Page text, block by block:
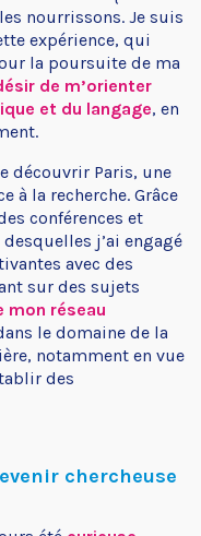
nourrissons. Je suis
expérience, qui
la poursuite de ma
de m’orienter
et du langage, en
découvrir Paris, une
la recherche. Grâce
conférences et
j’ai engagé
avec des
sur des sujets
mon réseau
le domaine de la
notamment en vue
des
chercheuse